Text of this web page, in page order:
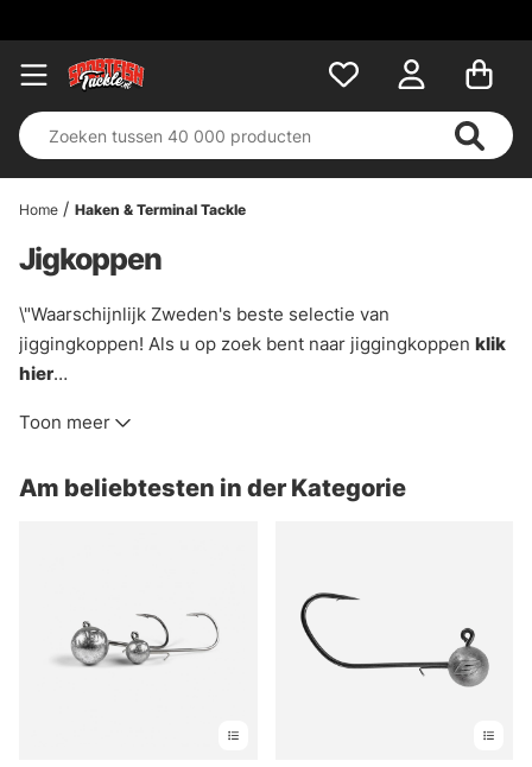
Home Haken & Terminal Tackle
Jigkoppen
\"Waarschijnlijk Zweden's beste selectie van
jiggingkoppen! Als u op zoek bent naar jiggingkoppen klik
hier
Hier vindt u een breed scala aan jiggingkoppen voor zowel
ondiep of diep. Als het om jigs gaat heeft iedereen zijn
de site kunt vinden, aarzel dan niet om contact op te
nemen met de winkel of onze klantenservice!\"
Toon meer
Am beliebtesten in der Kategorie